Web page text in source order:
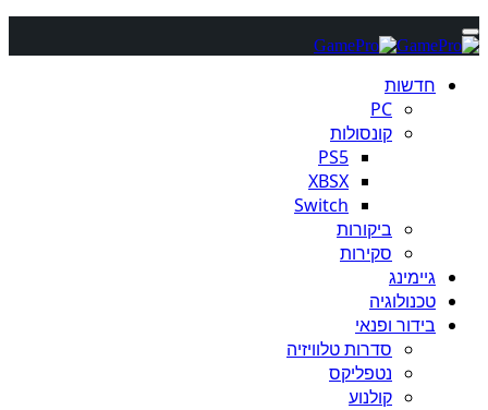
חדשות
PC
קונסולות
PS5
XBSX
Switch
ביקורות
סקירות
גיימינג
טכנולוגיה
בידור ופנאי
סדרות טלוויזיה
נטפליקס
קולנוע